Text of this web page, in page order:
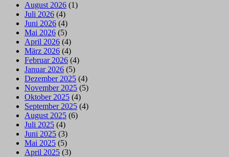
August 2026 (1)
Juli 2026 (4)
Juni 2026 (4)
Mai 2026 (5)
April 2026 (4)
März 2026 (4)
Februar 2026 (4)
Januar 2026 (5)
Dezember 2025 (4)
November 2025 (5)
Oktober 2025 (4)
September 2025 (4)
August 2025 (6)
Juli 2025 (4)
Juni 2025 (3)
Mai 2025 (5)
April 2025 (3)